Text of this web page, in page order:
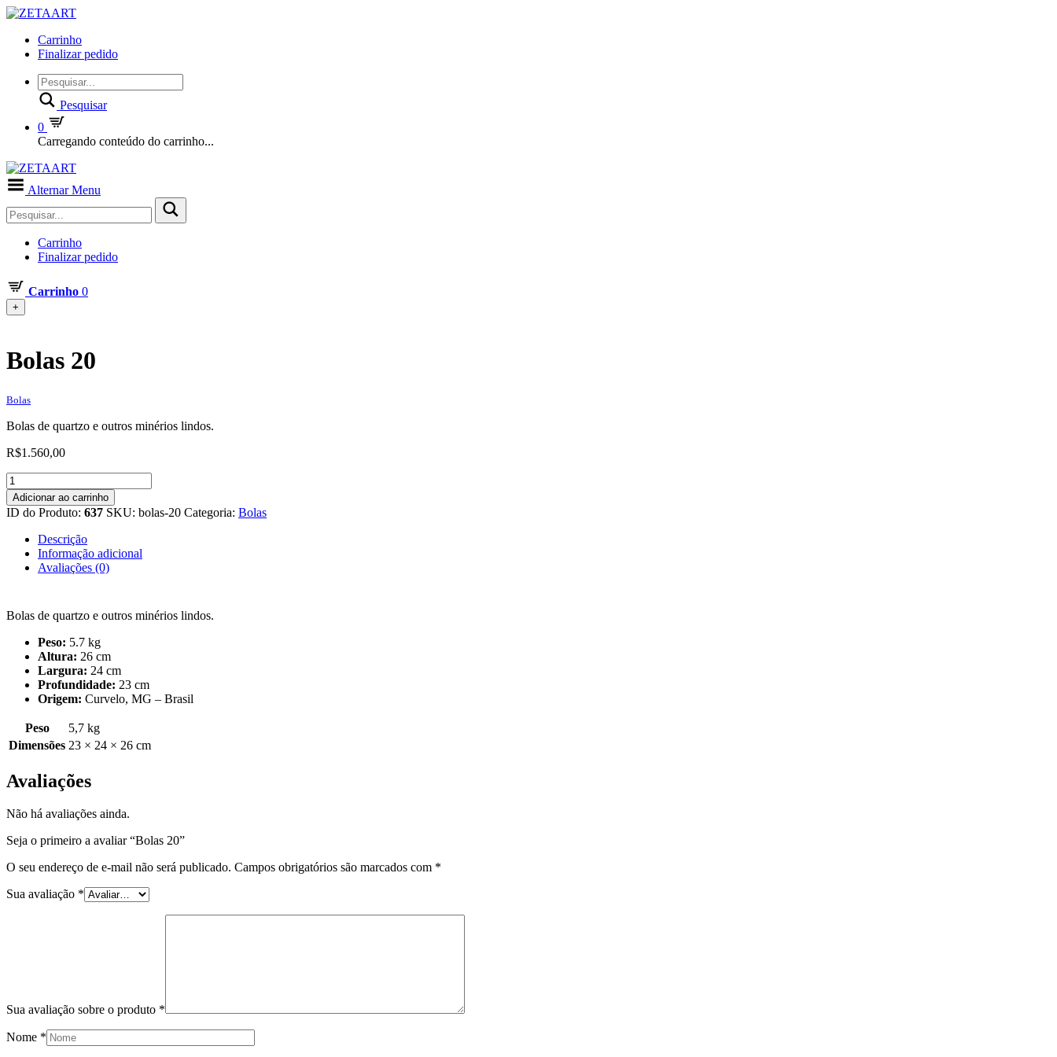
Carrinho
Finalizar pedido
Pesquisar
0
Carregando conteúdo do carrinho...
Alternar Menu
Carrinho
Finalizar pedido
Carrinho 0
+
Bolas 20
Bolas
Bolas de quartzo e outros minérios lindos.
R$1.560,00
Bolas
20
quantidade
Adicionar ao carrinho
ID do Produto: 637 SKU: bolas-20 Categoria: Bolas
Descrição
Informação adicional
Avaliações (0)
Bolas de quartzo e outros minérios lindos.
Peso: 5.7 kg
Altura: 26 cm
Largura: 24 cm
Profundidade: 23 cm
Origem: Curvelo, MG – Brasil
Peso
5,7 kg
Dimensões 23 × 24 × 26 cm
Avaliações
Não há avaliações ainda.
Seja o primeiro a avaliar “Bolas 20”
O seu endereço de e-mail não será publicado. Campos obrigatórios são marcados com *
Sua avaliação *
Sua avaliação sobre o produto *
Nome *